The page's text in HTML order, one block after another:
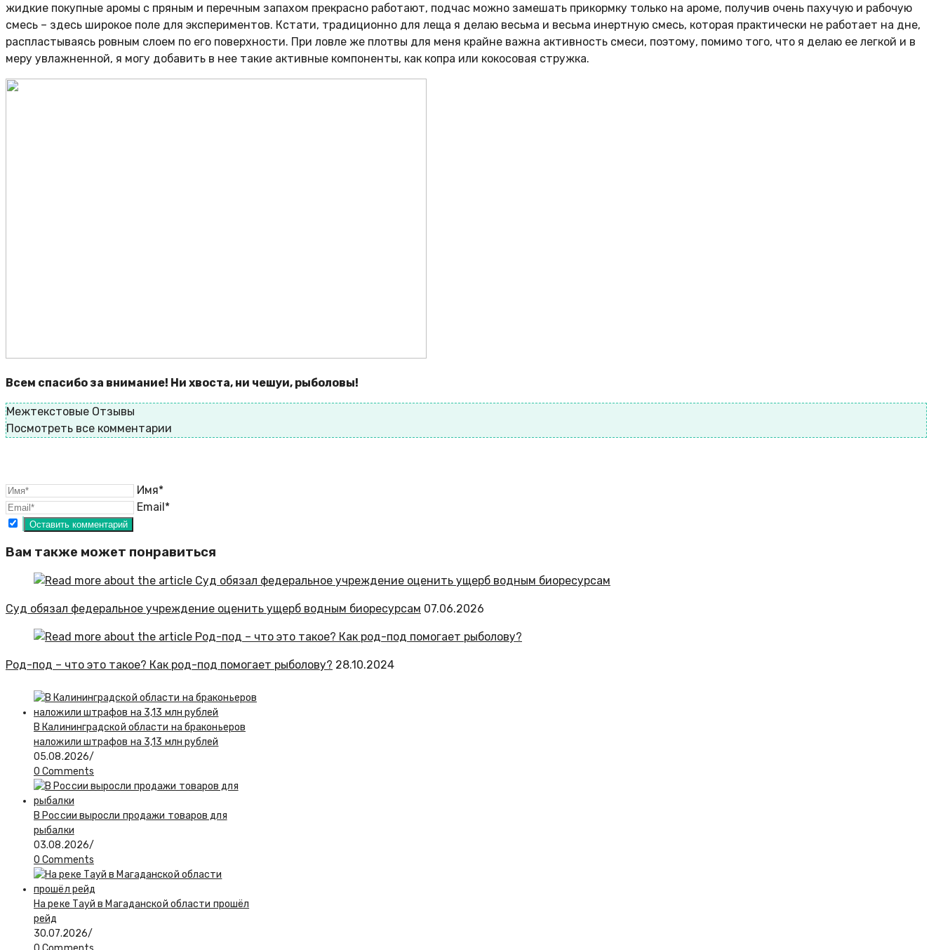
жидкие покупные аромы с пряным и перечным запахом прекрасно работают, подчас можно замешать прикормку только на ароме, получив очень пахучую и рабочую
смесь – здесь широкое поле для экспериментов. Кстати, традиционно для леща я делаю весьма и весьма инертную смесь, которая практически не работает на дне,
распластываясь ровным слоем по его поверхности. При ловле же плотвы для меня крайне важна активность смеси, поэтому, помимо того, что я делаю ее легкой и в
меру увлажненной, я могу добавить в нее такие активные компоненты, как копра или кокосовая стружка.
Всем спасибо за внимание! Ни хвоста, ни чешуи, рыболовы!
Межтекстовые Отзывы
Посмотреть все комментарии
Имя*
Email*
Вам также может понравиться
Суд обязал федеральное учреждение оценить ущерб водным биоресурсам 07.06.2026
Род-под – что это такое? Как род-под помогает рыболову? 28.10.2024
В Калининградской области на браконьеров
наложили штрафов на 3,13 млн рублей
05.08.2026/
0 Comments
В России выросли продажи товаров для
рыбалки
03.08.2026/
0 Comments
На реке Тауй в Магаданской области прошёл
рейд
30.07.2026/